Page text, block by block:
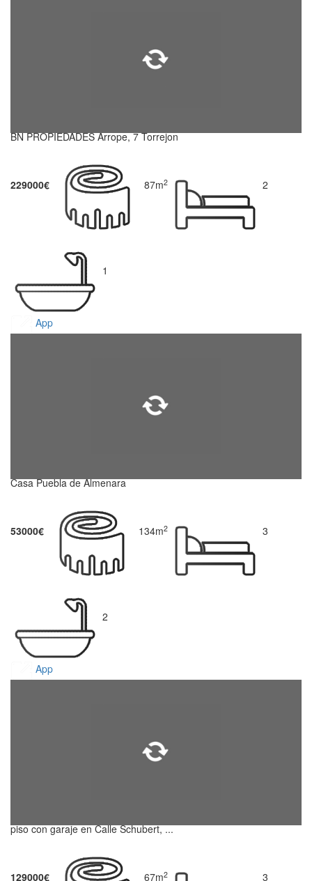
BN PROPIEDADES Arrope, 7 Torrejon
229000€ 87m2 2
1
App
Casa Puebla de Almenara
53000€ 134m2 3
2
App
piso con garaje en Calle Schubert, ...
129000€ 67m2 3